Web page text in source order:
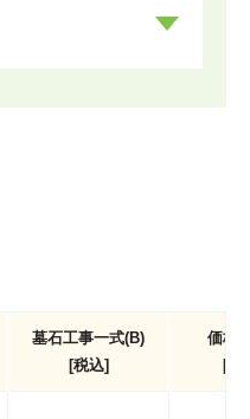
墓石工事一式(B)
[税込]
価格